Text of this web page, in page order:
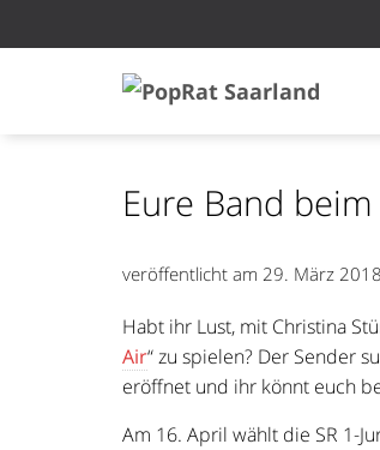
Eure Band
veröffentlicht am 29. März 2018
Habt ihr Lust, mit Christina
Air“ zu spielen? Der Sender
eröffnet und ihr könnt euch
Am 16. April wählt die SR 1-